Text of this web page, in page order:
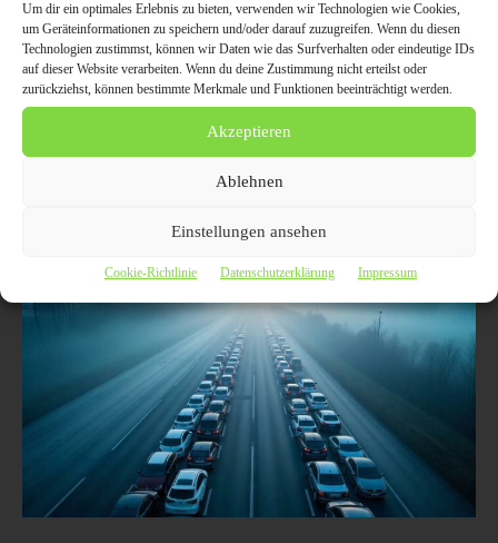
Um dir ein optimales Erlebnis zu bieten, verwenden wir Technologien wie Cookies,
um Geräteinformationen zu speichern und/oder darauf zuzugreifen. Wenn du diesen
Technologien zustimmst, können wir Daten wie das Surfverhalten oder eindeutige IDs
auf dieser Website verarbeiten. Wenn du deine Zustimmung nicht erteilst oder
zurückziehst, können bestimmte Merkmale und Funktionen beeinträchtigt werden.
Akzeptieren
Ablehnen
Einstellungen ansehen
Cookie-Richtlinie Datenschutzerklärung Impressum
idealen Käufer für Ihr defektes
Fahrzeug
AUTO / VERKEHR
23. August 2025
In diesem Artikel erfahren Sie, wie Sie den Wert Ihres Audis mit
Motorschaden steigern können. Wir beleuchten wichtige Aspekte des
Sie sich von unseren Tipps zu einem erfolgreichen Verkaufsprozess